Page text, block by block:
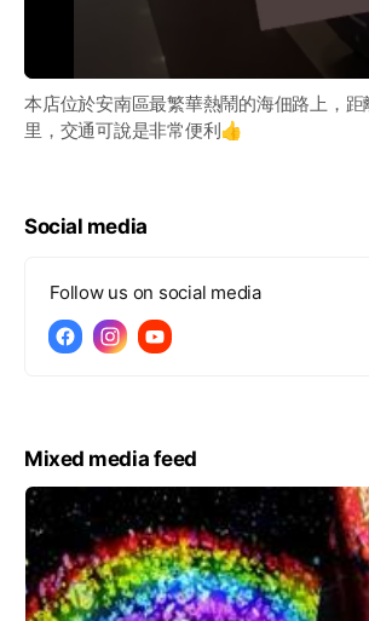
本店位於安南區最繁華熱鬧的海佃路上，
里，交通可說是非常便利👍
Social media
Follow us on social media
Mixed media feed